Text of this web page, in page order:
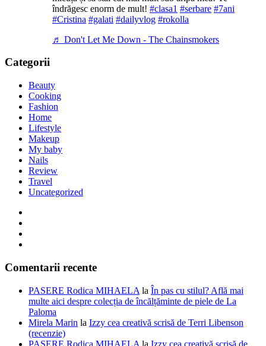
îndrăgesc enorm de mult! #clasa1 #serbare #7ani
#Cristina #galati #dailyvlog #rokolla
♬ Don't Let Me Down - The Chainsmokers
Categorii
Beauty
Cooking
Fashion
Home
Lifestyle
Makeup
My baby
Nails
Review
Travel
Uncategorized
Comentarii recente
PASERE Rodica MIHAELA la În pas cu stilul? Află mai
multe aici despre colecția de încălțăminte de piele de La
Paloma
Mirela Marin la Izzy cea creativă scrisă de Terri Libenson
(recenzie)
PASERE Rodica MIHAELA la Izzy cea creativă scrisă de